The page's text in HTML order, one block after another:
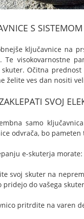
S
ključavnice na
Te visokovarnostne
skuter. Očitna
želite ves dan nositi
SVOJ
samo
odvrača, bo
e-skuterja morate:
svoj skuter na
pridejo do vašega
pritrdite na varen